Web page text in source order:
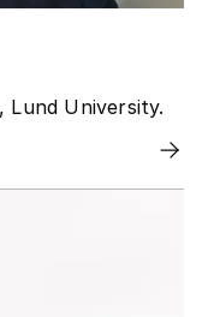
Lund University.